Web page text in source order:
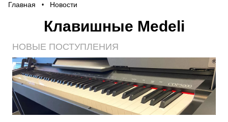
Главная • Новости
Клавишные Medeli
НОВЫЕ ПОСТУПЛЕНИЯ